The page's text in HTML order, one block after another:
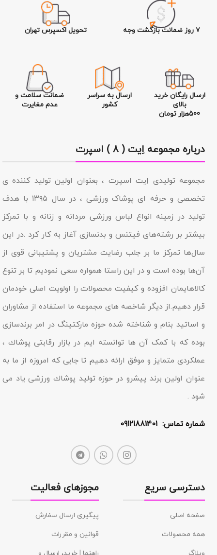
۷ روز ضمانت بازگشت وجه تحویل اکسپرس تهران
ارسال رایگان خرید
بالای
500هزار تومان
ارسال به سراسر
کشور
ضمانت سلامت و
عدم مغایرت
درباره مجموعه اِیت ( ۸ ) اسپرت
مجموعه تولیدى اِیت اسپرت ، بعنوان اولین تولید کننده ی
تخصصی و حرفه ای پوشاک ورزشی ، در سال ۱۳۹۵ با هدف
تولید در زمینه انواع لباس ورزشی مردانه و زنانه و با تمرکز
بیشتر بر رشته‌های فیتنس و بدنسازی آغاز به کار کرد .در این
سال‌ها تمرکز ما بر جلب رضایت مشتریان و پشتیبانی قوی از
آن‌ها بوده است و در این راستا همواره سعی نمودیم تا بر تنوع
کالاهایمان افزوده و کیفیت محصولات را اولویت اصلی خودمان
قرار دهیم.از دیگر شاخصه هاى مجموعه ما استفاده از مشاوران
و اساتید بنام و شناخته شده حوزه مارکتینگ در امر برندسازى
بوده که با کمک آن ها توانسته ایم در بازار رقابتى پوشاك ،
عملکردى متمایز و موفق ارائه دهیم تا جایى که امروزه از ما به
عنوان اولین برند پیشرو در حوزه تولید پوشاك ورزشی یاد مى
شود .
شماره تماس: 09121881401
دسترسی سریع
صفحه اصلی
همه محصولات
مجوزهای فعالیت
پیگیری ارسال سفارش
قوانین و مقررات